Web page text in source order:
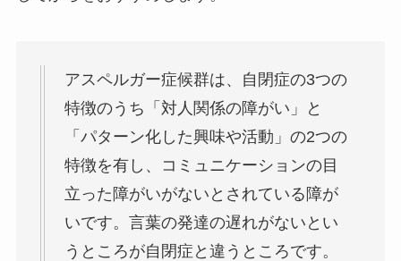
アスペルガー症候群は、自閉症の3つの
特徴のうち「対人関係の障がい」と
「パターン化した興味や活動」の2つの
特徴を有し、コミュニケーションの目
立った障がいがないとされている障が
いです。言葉の発達の遅れがないとい
うところが自閉症と違うところです。